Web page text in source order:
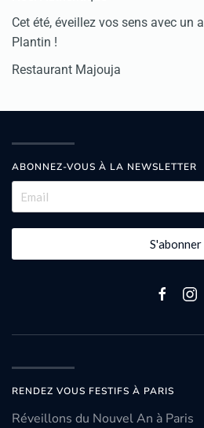
Cet été, éveillez vos sens avec un
Plantin !
Restaurant Majouja
ABONNEZ-VOUS À LA NEWSLETTER
S'abonner
RENDEZ VOUS FESTIFS À PARIS
Réveillons du Nouvel An à Paris